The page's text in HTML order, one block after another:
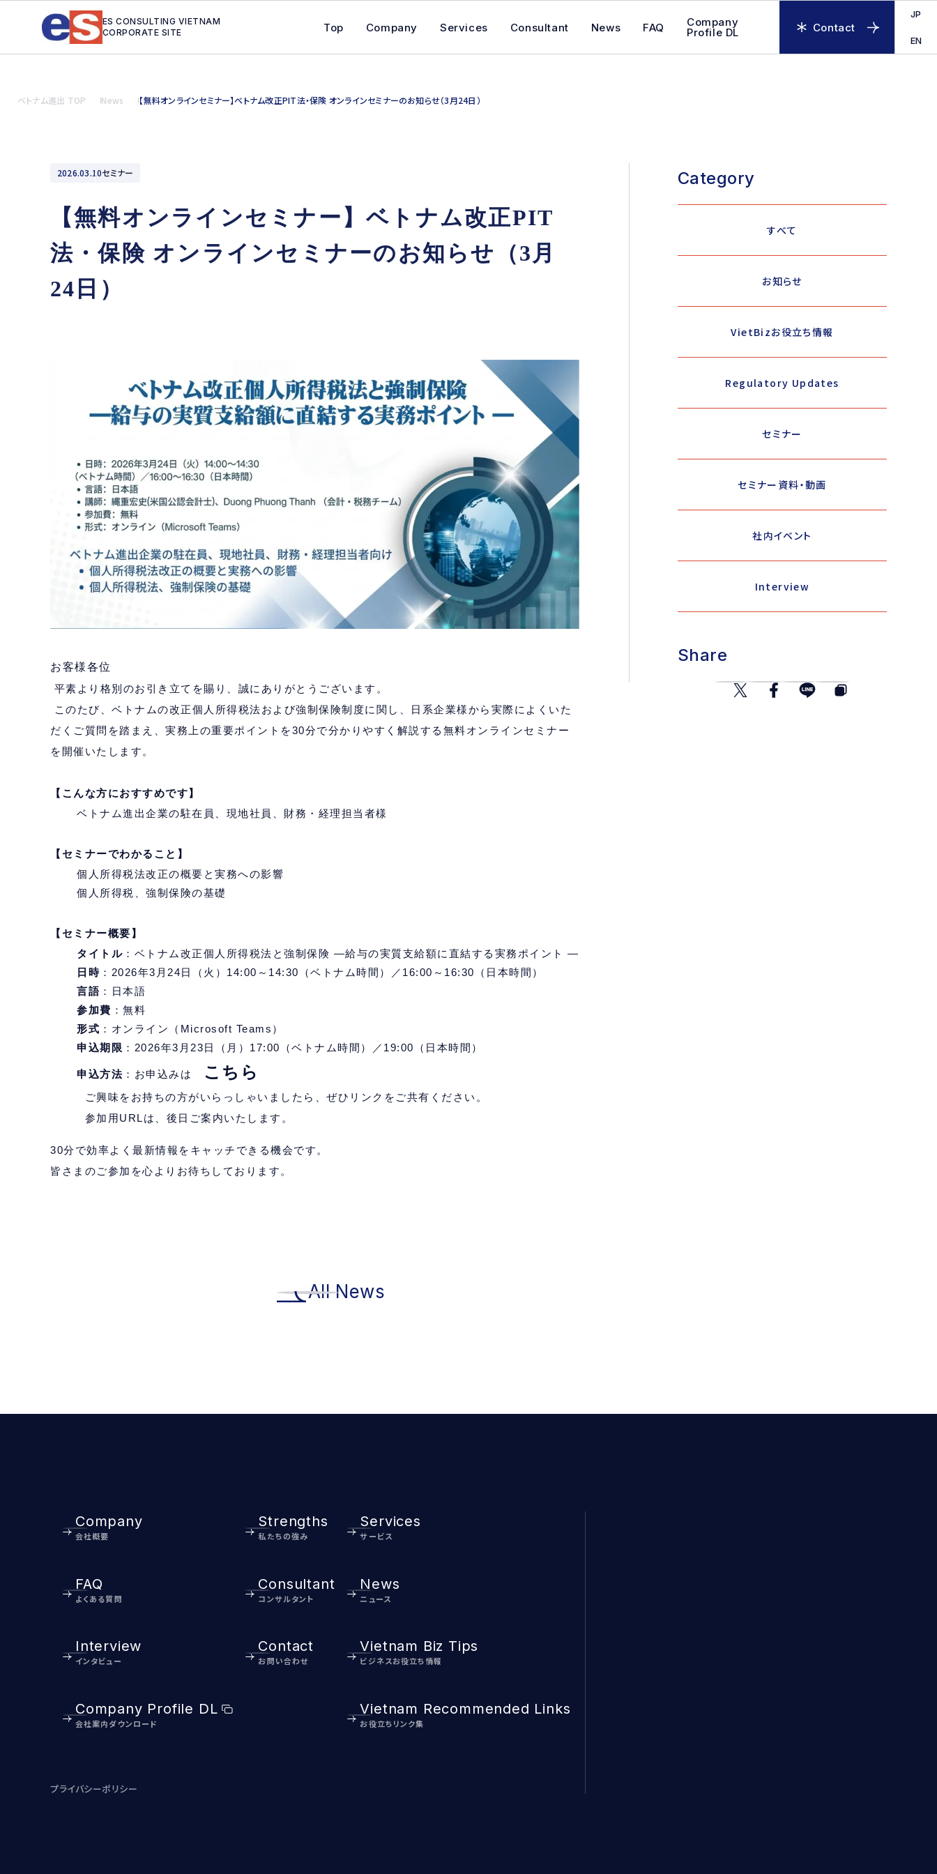
ES CONSULTING VIETNAM
CORPORATE SITE
Top Company Services Consultant News FAQ Company
Profile DL Contact
JP
EN
ベトナム進出 TOP News 【無料オンラインセミナー】ベトナム改正PIT法・保険 オンラインセミナーのお知らせ（3月24日）
2026.03.10セミナー
【無料オンラインセミナー】ベトナム改正PIT
法・保険 オンラインセミナーのお知らせ（3月
24日）
お客様各位
平素より格別のお引き立てを賜り、誠にありがとうございます。
このたび、ベトナムの改正個人所得税法および強制保険制度に関し、日系企業様から実際によくいた
だくご質問を踏まえ、実務上の重要ポイントを30分で分かりやすく解説する無料オンラインセミナー
を開催いたします。
【こんな方におすすめです】
ベトナム進出企業の駐在員、現地社員、財務・経理担当者様
【セミナーでわかること】
個人所得税法改正の概要と実務への影響
個人所得税、強制保険の基礎
【セミナー概要】
タイトル ：ベトナム改正個人所得税法と強制保険 ―給与の実質支給額に直結する実務ポイント ―
日時 ：2026年3月24日（火）14:00～14:30（ベトナム時間）／16:00～16:30（日本時間）
言語 ：日本語
参加費 ：無料
形式 ：オンライン（Microsoft Teams）
申込期限 ：2026年3月23日（月）17:00（ベトナム時間）／19:00（日本時間）
申込方法 ：お申込みは こちら
ご興味をお持ちの方がいらっしゃいましたら、ぜひリンクをご共有ください。
参加用URLは、後日ご案内いたします。
30分で効率よく最新情報をキャッチできる機会です。
皆さまのご参加を心よりお待ちしております。
All News
Category
すべて
お知らせ
VietBizお役立ち情報
Regulatory Updates
セミナー
セミナー資料・動画
社内イベント
Interview
Share
Company
会社概要
FAQ
よくある質問
Interview
インタビュー
Company Profile DL
会社案内ダウンロード
Strengths
私たちの強み
Consultant
コンサルタント
Contact
お問い合わせ
Services
サービス
News
ニュース
Vietnam Biz Tips
ビジネスお役立ち情報
Vietnam Recommended Links
お役立ちリンク集
プライバシーポリシー